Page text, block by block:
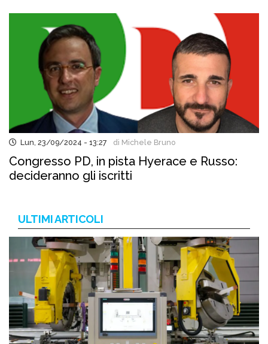
Lun, 23/09/2024 - 13:27 di Michele Bruno
Congresso PD, in pista Hyerace e Russo:
decideranno gli iscritti
ULTIMI ARTICOLI